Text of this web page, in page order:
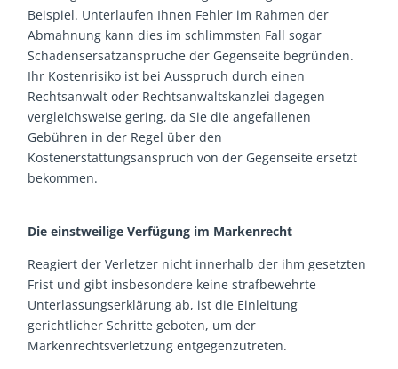
Beispiel. Unterlaufen Ihnen Fehler im Rahmen der
Abmahnung kann dies im schlimmsten Fall sogar
Schadensersatzanspruche der Gegenseite begründen.
Ihr Kostenrisiko ist bei Ausspruch durch einen
Rechtsanwalt oder Rechtsanwaltskanzlei dagegen
vergleichsweise gering, da Sie die angefallenen
Gebühren in der Regel über den
Kostenerstattungsanspruch von der Gegenseite ersetzt
bekommen.
Die einstweilige Verfügung im Markenrecht
Reagiert der Verletzer nicht innerhalb der ihm gesetzten
Frist und gibt insbesondere keine strafbewehrte
Unterlassungserklärung ab, ist die Einleitung
gerichtlicher Schritte geboten, um der
Markenrechtsverletzung entgegenzutreten.